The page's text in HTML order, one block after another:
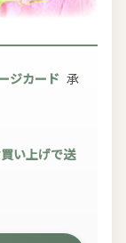
ジカード 承
い上げで送